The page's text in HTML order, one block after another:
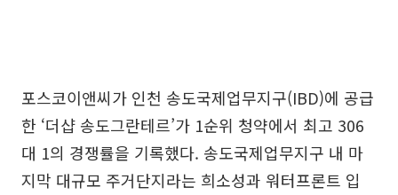
포스코이앤씨가 인천 송도국제업무지구(IBD)에 공급
한 ‘더샵 송도그란테르’가 1순위 청약에서 최고 306
대 1의 경쟁률을 기록했다. 송도국제업무지구 내 마
지막 대규모 주거단지라는 희소성과 워터프론트 입